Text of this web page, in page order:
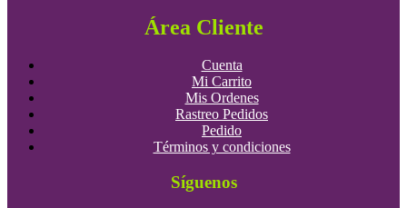
Área Cliente
Cuenta
Mi Carrito
Mis Ordenes
Rastreo Pedidos
Pedido
Términos y condiciones
Síguenos